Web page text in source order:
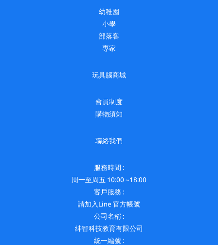
幼稚園
小學
部落客
專家
玩具腦商城
會員制度
購物須知
聯絡我們
服務時間 :
周一至周五 10:00 ~18:00
客戶服務 :
請加入Line 官方帳號
公司名稱 :
紳智科技教育有限公司
統一編號 :